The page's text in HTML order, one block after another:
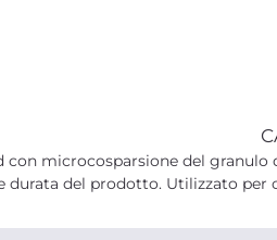
con microcosparsione del
durata del prodotto. Utilizzato per